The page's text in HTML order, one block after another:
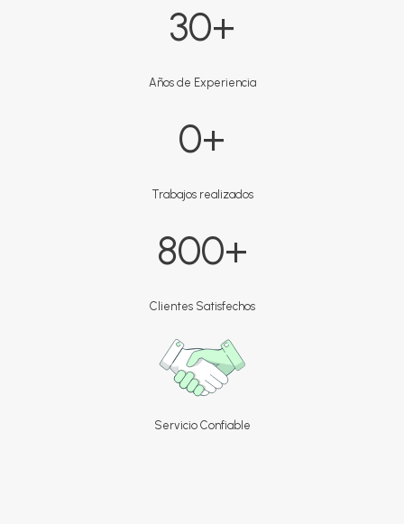
30+
Años de Experiencia
0+
Trabajos realizados
800+
Clientes Satisfechos
Servicio Confiable